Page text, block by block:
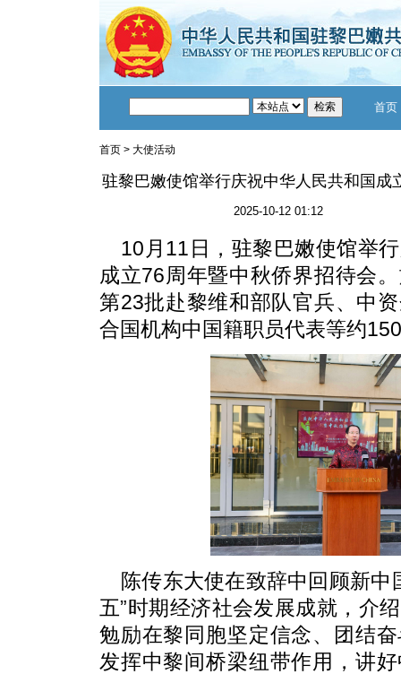
首页
首页 > 大使活动
驻黎巴嫩使馆举行庆祝中华人民共和国成
2025-10-12 01:12
10月11日，驻黎巴嫩使馆举
成立76周年暨中秋侨界招待会
第23批赴黎维和部队官兵、中
合国机构中国籍职员代表等约
陈传东大使在致辞中回顾新中
五”时期经济社会发展成就，介
勉励在黎同胞坚定信念、团结
发挥中黎间桥梁纽带作用，讲